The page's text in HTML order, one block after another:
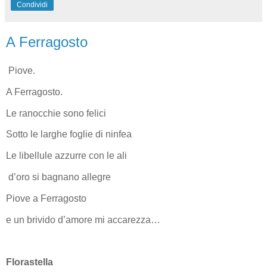
Condividi
A Ferragosto
Piove.
A Ferragosto.
Le ranocchie sono felici
Sotto le larghe foglie di ninfea
Le libellule azzurre con le ali
d’oro si bagnano allegre
Piove a Ferragosto
e un brivido d’amore mi accarezza…
Florastella